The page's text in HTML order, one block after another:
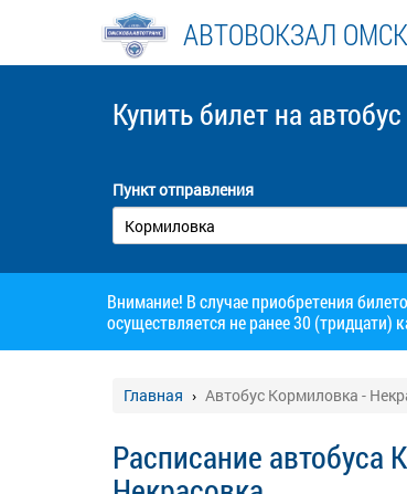
АВТОВОКЗАЛ
Купить билет на автобус
Пункт отправления
Внимание! В случае приобретения
осуществляется не ранее 30 (тридцати)
Главная Автобус Кормиловка -
Расписание автобуса